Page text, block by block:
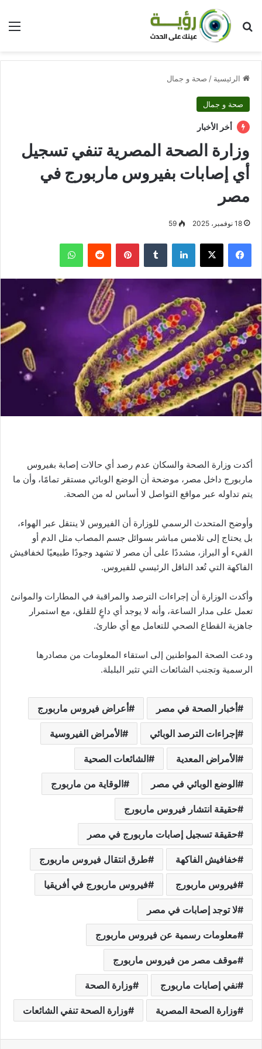
بحث عن
الرئيسية / صحة و جمال
صحة و جمال
أخر الأخبار
وزارة الصحة المصرية تنفي تسجيل
أي إصابات بفيروس ماربورج في
مصر
18 نوفمبر، 2025 59
فيسبوك ‫X لينكدإن بينتيريست واتساب
أكدت وزارة الصحة والسكان عدم رصد أي حالات إصابة بفيروس
ماربورج داخل مصر، موضحة أن الوضع الوبائي مستقر تمامًا، وأن ما
يتم تداوله عبر مواقع التواصل لا أساس له من الصحة.
وأوضح المتحدث الرسمي للوزارة أن الفيروس لا ينتقل عبر الهواء،
بل يحتاج إلى تلامس مباشر بسوائل جسم المصاب مثل الدم أو
القيء أو البراز، مشددًا على أن مصر لا تشهد وجودًا طبيعيًا لخفافيش
الفاكهة التي تُعد الناقل الرئيسي للفيروس.
وأكدت الوزارة أن إجراءات الترصد والمراقبة في المطارات والموانئ
تعمل على مدار الساعة، وأنه لا يوجد أي داعٍ للقلق، مع استمرار
جاهزية القطاع الصحي للتعامل مع أي طارئ.
ودعت الصحة المواطنين إلى استقاء المعلومات من مصادرها
الرسمية وتجنب الشائعات التي تثير البلبلة.
أخبار الصحة في مصر أعراض فيروس ماربورج
إجراءات الترصد الوبائي الأمراض الفيروسية
الأمراض المعدية الشائعات الصحية
الوضع الوبائي في مصر الوقاية من ماربورج
حقيقة انتشار فيروس ماربورج
حقيقة تسجيل إصابات ماربورج في مصر
خفافيش الفاكهة طرق انتقال فيروس ماربورج
فيروس ماربورج فيروس ماربورج في أفريقيا
لا توجد إصابات في مصر
معلومات رسمية عن فيروس ماربورج
موقف مصر من فيروس ماربورج
نفي إصابات ماربورج وزارة الصحة
وزارة الصحة المصرية وزارة الصحة تنفي الشائعات